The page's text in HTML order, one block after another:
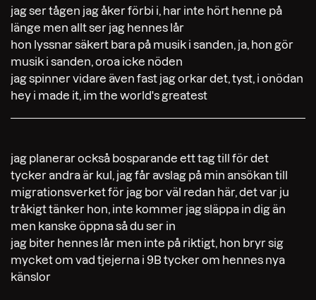
jag ser tågen jag åker förbi i, har inte hört henne på
länge men allt ser jag hennes lår
hon lyssnar säkert bara på musik i sanden, ja, hon gör
musik i sanden, oroa icke nöden
jag spinner vidare även fast jag orkar det, tyst, i onödan
hey i made it, im the world's greatest
jag planerar också bosparande ett tag till för det
tycker andra är kul, jag får avslag på min ansökan till
migrationsverket för jag bor väl redan här, det var ju
tråkigt tänker hon, inte kommer jag släppa in dig än
men kanske öppna så du ser in
jag biter hennes lår men inte på riktigt, hon bryr sig
mycket om vad tjejerna i 9B tycker om hennes nya
känslor